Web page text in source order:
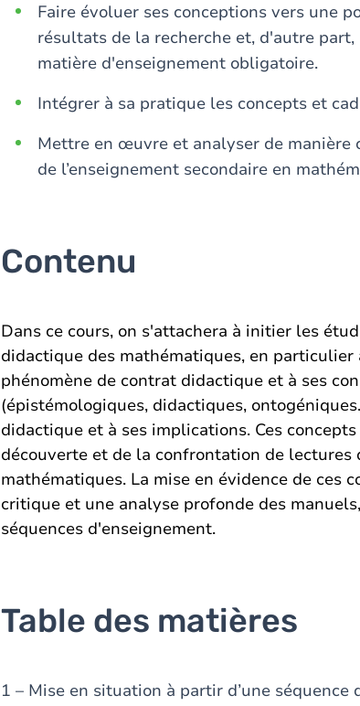
Faire évoluer ses conceptions vers une
résultats de la recherche et, d'autre
matière d'enseignement obligatoire.
Intégrer à sa pratique les concepts et
Mettre en œuvre et analyser de
de l’enseignement secondaire en
Contenu
Dans ce cours, on s'attachera à initier les
didactique des mathématiques, en
phénomène de contrat didactique et à ses
(épistémologiques, didactiques,
didactique et à ses implications. Ces
découverte et de la confrontation de lectures
mathématiques. La mise en évidence de ces
critique et une analyse profonde des
séquences d'enseignement.
Table des matières
1 – Mise en situation à partir d’une